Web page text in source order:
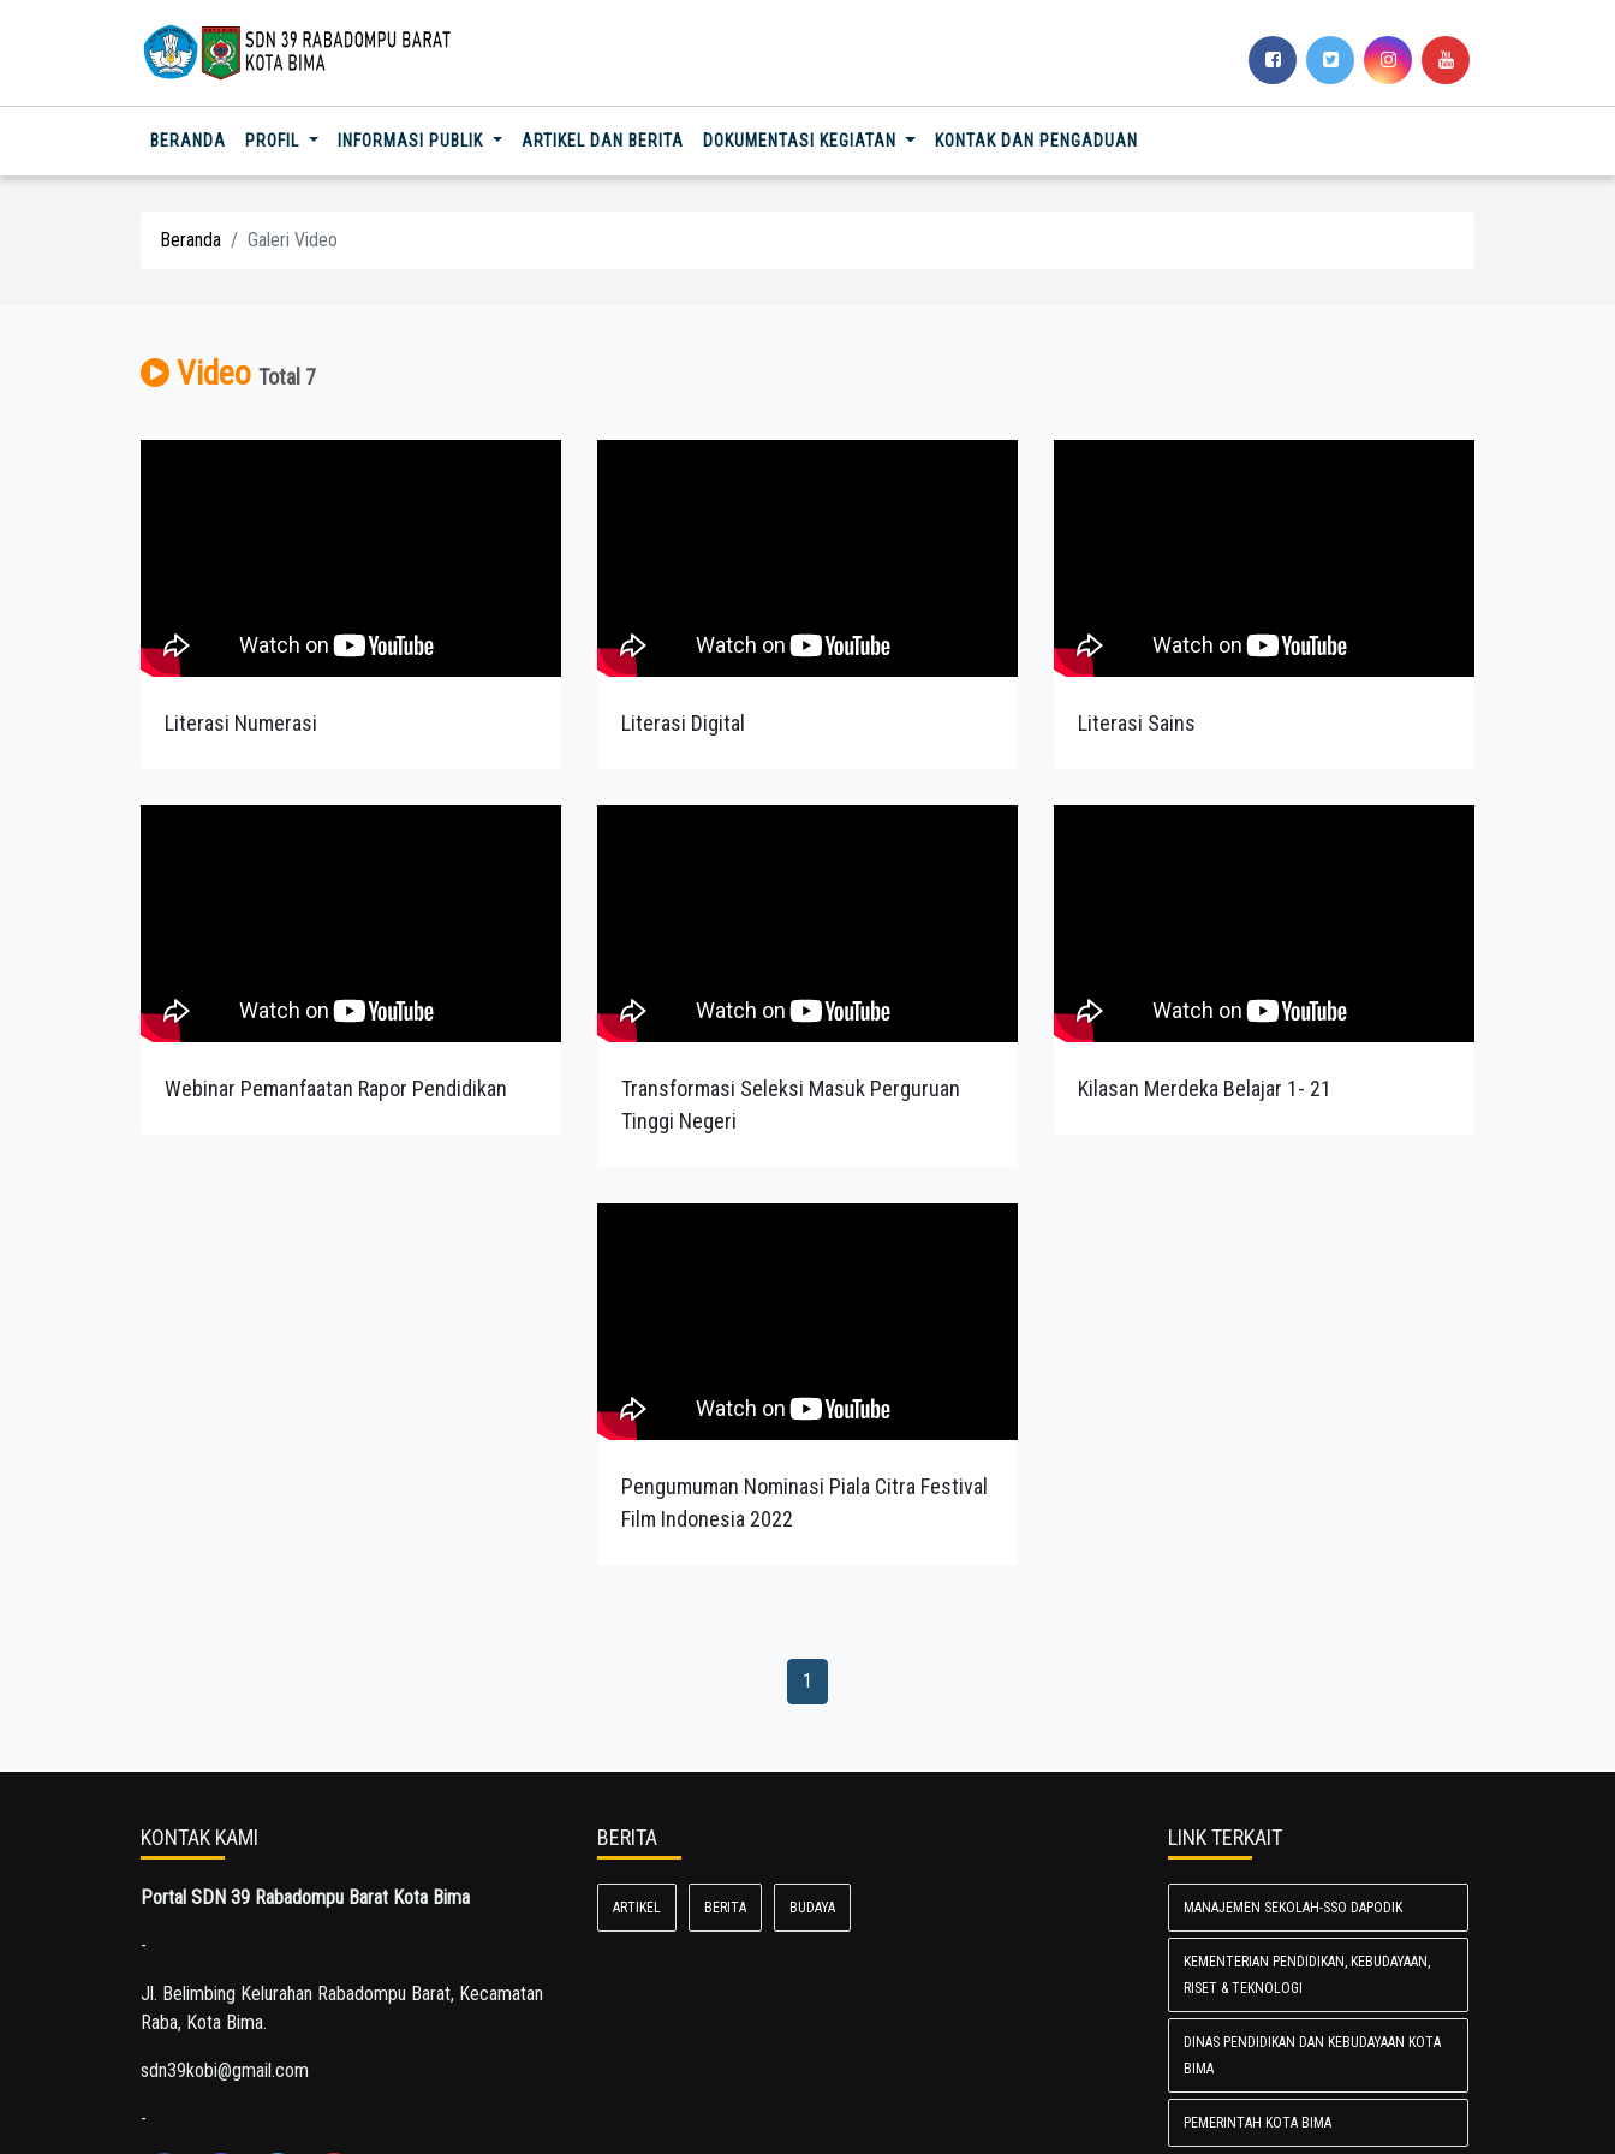
BERANDA (CURRENT)
PROFIL INFORMASI PUBLIK ARTIKEL DAN BERITA DOKUMENTASI KEGIATAN KONTAK DAN PENGADUAN
Beranda Galeri Video
Video Total 7
Literasi Numerasi Literasi Digital Literasi Sains
Webinar Pemanfaatan Rapor Pendidikan
Transformasi Seleksi Masuk Perguruan
Tinggi Negeri
Kilasan Merdeka Belajar 1- 21
Pengumuman Nominasi Piala Citra Festival
Film Indonesia 2022
1
KONTAK KAMI
Portal SDN 39 Rabadompu Barat Kota Bima
-
Jl. Belimbing Kelurahan Rabadompu Barat, Kecamatan
Raba, Kota Bima.
sdn39kobi@gmail.com
-
BERITA
ARTIKEL BERITA BUDAYA
LINK TERKAIT
MANAJEMEN SEKOLAH-SSO DAPODIK
KEMENTERIAN PENDIDIKAN, KEBUDAYAAN,
RISET & TEKNOLOGI
DINAS PENDIDIKAN DAN KEBUDAYAAN KOTA
BIMA
PEMERINTAH KOTA BIMA